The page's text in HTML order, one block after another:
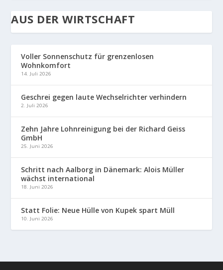
AUS DER WIRTSCHAFT
Voller Sonnenschutz für grenzenlosen
Wohnkomfort
14. Juli 2026
Geschrei gegen laute Wechselrichter verhindern
2. Juli 2026
Zehn Jahre Lohnreinigung bei der Richard Geiss
GmbH
25. Juni 2026
Schritt nach Aalborg in Dänemark: Alois Müller
wächst international
18. Juni 2026
Statt Folie: Neue Hülle von Kupek spart Müll
10. Juni 2026